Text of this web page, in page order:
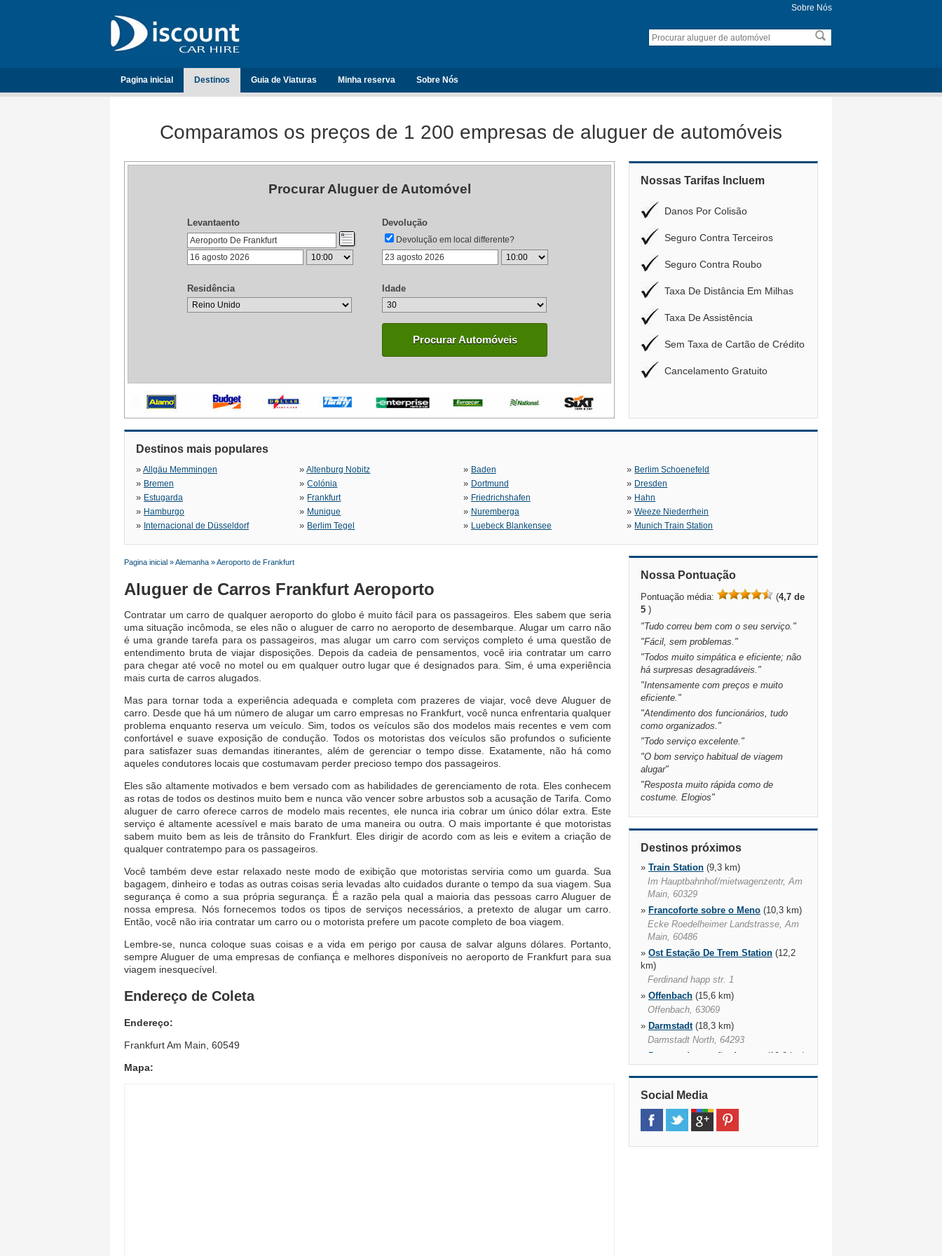
Sobre Nós
Pagina inicial Destinos Guia de Viaturas Minha reserva Sobre Nós
Comparamos os preços de 1 200 empresas de aluguer de automóveis
Procurar Aluguer de Automóvel
Levantaento Devolução
Devolução em local differente?
Residência Idade
Procurar Automóveis
Nossas Tarifas Incluem
Danos Por Colisão
Seguro Contra Terceiros
Seguro Contra Roubo
Taxa De Distância Em Milhas
Taxa De Assistência
Sem Taxa de Cartão de Crédito
Cancelamento Gratuito
Destinos mais populares
» Allgäu Memmingen »Altenburg Nobitz » Baden » Berlim Schoenefeld
» Bremen »Colónia » Dortmund » Dresden
» Estugarda » Frankfurt » Friedrichshafen » Hahn
» Hamburgo » Munique » Nuremberga »Weeze Niederrhein
» Internacional de Düsseldorf » Berlim Tegel » Luebeck Blankensee » Munich Train Station
Pagina inicial »Alemanha »Aeroporto de Frankfurt
Aluguer de Carros Frankfurt Aeroporto
Contratar um carro de qualquer aeroporto do globo é muito fácil para os passageiros. Eles sabem que seria
uma situação incômoda, se eles não o aluguer de carro no aeroporto de desembarque. Alugar um carro não
é uma grande tarefa para os passageiros, mas alugar um carro com serviços completo é uma questão de
entendimento bruta de viajar disposições. Depois da cadeia de pensamentos, você iria contratar um carro
para chegar até você no motel ou em qualquer outro lugar que é designados para. Sim, é uma experiência
mais curta de carros alugados.
Mas para tornar toda a experiência adequada e completa com prazeres de viajar, você deve Aluguer de
carro. Desde que há um número de alugar um carro empresas no Frankfurt, você nunca enfrentaria qualquer
problema enquanto reserva um veículo. Sim, todos os veículos são dos modelos mais recentes e vem com
confortável e suave exposição de condução. Todos os motoristas dos veículos são profundos o suficiente
para satisfazer suas demandas itinerantes, além de gerenciar o tempo disse. Exatamente, não há como
aqueles condutores locais que costumavam perder precioso tempo dos passageiros.
Eles são altamente motivados e bem versado com as habilidades de gerenciamento de rota. Eles conhecem
as rotas de todos os destinos muito bem e nunca vão vencer sobre arbustos sob a acusação de Tarifa. Como
aluguer de carro oferece carros de modelo mais recentes, ele nunca iria cobrar um único dólar extra. Este
serviço é altamente acessível e mais barato de uma maneira ou outra. O mais importante é que motoristas
sabem muito bem as leis de trânsito do Frankfurt. Eles dirigir de acordo com as leis e evitem a criação de
qualquer contratempo para os passageiros.
Você também deve estar relaxado neste modo de exibição que motoristas serviria como um guarda. Sua
bagagem, dinheiro e todas as outras coisas seria levadas alto cuidados durante o tempo da sua viagem. Sua
segurança é como a sua própria segurança. É a razão pela qual a maioria das pessoas carro Aluguer de
nossa empresa. Nós fornecemos todos os tipos de serviços necessários, a pretexto de alugar um carro.
Então, você não iria contratar um carro ou o motorista prefere um pacote completo de boa viagem.
Lembre-se, nunca coloque suas coisas e a vida em perigo por causa de salvar alguns dólares. Portanto,
sempre Aluguer de uma empresas de confiança e melhores disponíveis no aeroporto de Frankfurt para sua
viagem inesquecível.
Endereço de Coleta
Endereço:
Frankfurt Am Main, 60549
Mapa:
Nossa Pontuação
Pontuação média: (4,7 de
5 )
"Tudo correu bem com o seu serviço. "
"Fácil, sem problemas. "
"Todos muito simpática e eficiente; não
há surpresas desagradáveis. "
"Intensamente com preços e muito
eficiente. "
"Atendimento dos funcionários, tudo
como organizados. "
"Todo serviço excelente. "
"O bom serviço habitual de viagem
alugar"
"Resposta muito rápida como de
costume. Elogios"
Destinos próximos
» Train Station (9,3 km)
Im Hauptbahnhof/mietwagenzentr, Am
Main, 60329
» Francoforte sobre o Meno (10,3 km)
Ecke Roedelheimer Landstrasse, Am
Main, 60486
» Ost Estação De Trem Station (12,2
km)
Ferdinand happ str. 1
» Offenbach (15,6 km)
Offenbach, 63069
» Darmstadt(18,3 km)
Darmstadt North, 64293
Darmstadt estação de trem
(19,8 km)
»Wiesbaden South
Wiesbaden Biebrich
Wiesbaden, 65189
»Mainz da Estação de Comboios
Social Media